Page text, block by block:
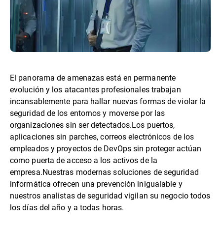
El panorama de amenazas está en permanente
evolución y los atacantes profesionales trabajan
incansablemente para hallar nuevas formas de violar la
seguridad de los entornos y moverse por las
organizaciones sin ser detectados.Los puertos,
aplicaciones sin parches, correos electrónicos de los
empleados y proyectos de DevOps sin proteger actúan
como puerta de acceso a los activos de la
empresa.Nuestras modernas soluciones de seguridad
informática ofrecen una prevención inigualable y
nuestros analistas de seguridad vigilan su negocio todos
los días del año y a todas horas.